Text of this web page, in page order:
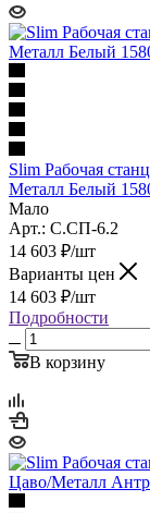
Slim Рабочая
Металл Белый
Мало
Арт.: С.СП-6.2
14 603 ₽/шт
Варианты цен
14 603 ₽/шт
Подробности
В корзину